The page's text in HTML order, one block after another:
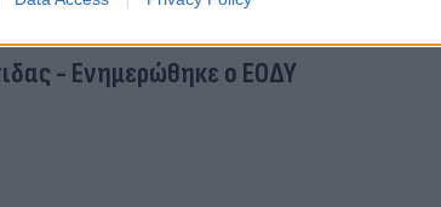
- Ενημερώθηκε ο ΕΟΔΥ